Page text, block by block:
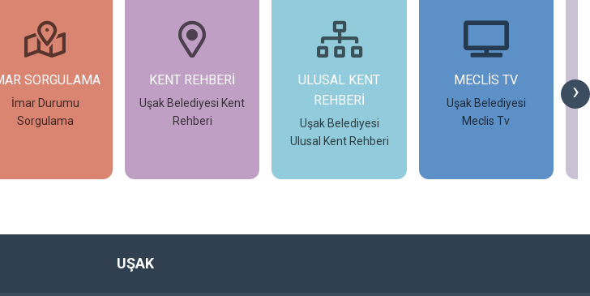
›
KENT REHBERİ
Uşak Belediyesi Kent
Rehberi
ULUSAL KENT
REHBERİ
Uşak Belediyesi
MECLİS TV
Uşak Belediyesi
Meclis Tv
OTOBÜS
SEFERLERİ
Uşak Belediyesi
UŞAK